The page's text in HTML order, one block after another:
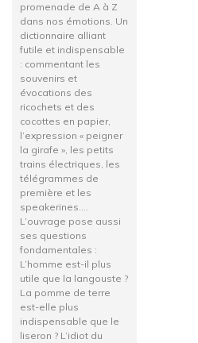
promenade de A à Z
dans nos émotions. Un
dictionnaire alliant
futile et indispensable
: commentant les
souvenirs et
évocations des
ricochets et des
cocottes en papier,
l’expression « peigner
la girafe », les petits
trains électriques, les
télégrammes de
première et les
speakerines….
L’ouvrage pose aussi
ses questions
fondamentales :
L’homme est-il plus
utile que la langouste ?
La pomme de terre
est-elle plus
indispensable que le
liseron ? L’idiot du